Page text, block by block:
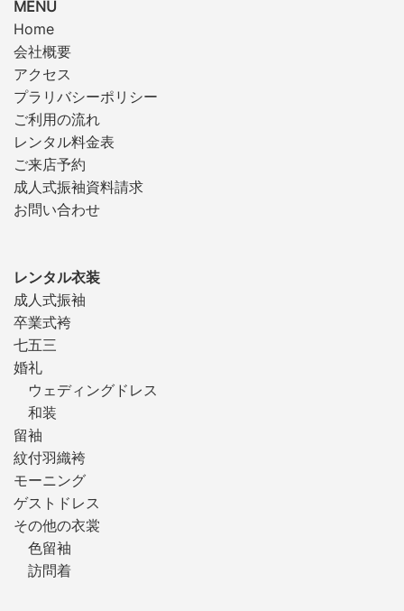
MENU
Home
会社概要
アクセス
プラリバシーポリシー
ご利用の流れ
レンタル料金表
ご来店予約
成人式振袖資料請求
お問い合わせ
レンタル衣装
成人式振袖
卒業式袴
七五三
婚礼
ウェディングドレス
和装
留袖
紋付羽織袴
モーニング
ゲストドレス
その他の衣裳
色留袖
訪問着